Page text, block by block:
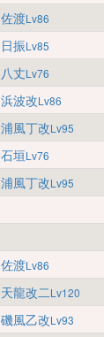
佐渡Lv86
日振Lv85
八丈Lv76
浜波改Lv86
浦風丁改Lv95
石垣Lv76
浦風丁改Lv95
佐渡Lv86
天龍改二Lv120
磯風乙改Lv93